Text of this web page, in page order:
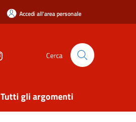
Accedi all'area personale
Cerca
Tutti gli argomenti